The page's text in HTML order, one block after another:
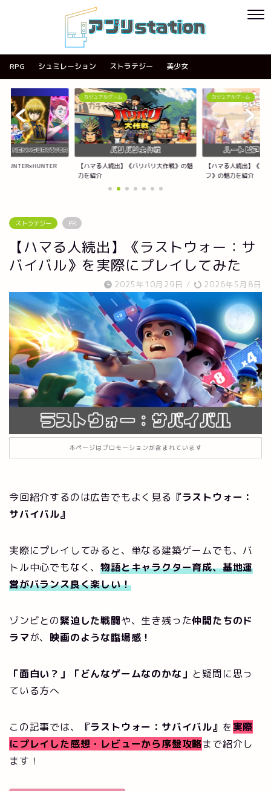
RPG シュミレーション ストラテジー 美少女
バリバリ大作戦》の魅
カジュアルゲーム
【ハマる人続出】《ハートピアスローライ
フ》の魅力を紹介
カジュアルゲーム
【ハマる人続出】《
紹介
ストラテジー PR
【ハマる人続出】《ラストウォー：サ
バイバル》を実際にプレイしてみた
2025年10月29日 / 2026年5月8日
本ページはプロモーションが含まれています
今回紹介するのは広告でもよく見る 『ラストウォー：
サバイバル』
実際にプレイしてみると、単なる建築ゲームでも、バ
トル中心でもなく、物語とキャラクター育成、基地運
営がバランス良く楽しい！
ゾンビとの緊迫した戦闘や、生き残った仲間たちのド
ラマが、 映画のような臨場感！
「面白い？」「どんなゲームなのかな」 と疑問に思っ
ている方へ
この記事では、 『ラストウォー：サバイバル』 を 実際
にプレイした感想・レビューから序盤攻略まで紹介し
ます！